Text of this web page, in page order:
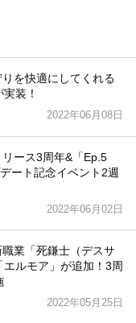
りを快適にしてくれる
装！
2022年06月08日
リース3周年&「Ep.5
ート記念イベント2週
2022年06月02日
職業「死鎌士（デスサ
ルモア」が追加！3周
2022年05月25日